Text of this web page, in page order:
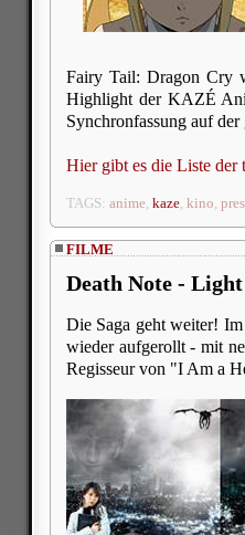
Fairy Tail: Dragon Cry
Highlight der KAZÉ
Synchronfassung auf
Hier gibt es die Liste der
TAGS: anime, kaze, kino,
FILME
Death Note -
Die Saga geht weiter!
wieder aufgerollt - mit
Regisseur von "I Am a